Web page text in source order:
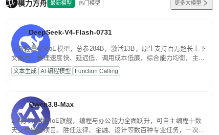
模力方舟 最新模型 热门模型 更多大模型
DeepSeek-V4-Flash-0731
高效轻量化MoE模型，总参284B，激活13B，原生支持百万超长上下
文能力。推理速度快、延迟低、调用成本低廉，综合能力均衡，主打
高并发、轻量化任务，适合日常对话、内容创作、基础 RAG、批量
文案处理等普惠刚需场景。
文本生成 AI 编程模型 Function Calling
Qwen3.8-Max
2.4万亿参数MoE旗舰，编程与办公能力全面跃升，可自主编程十数
天交付完整项目。胜任法律、金融、设计等数百种专业任务，一次对